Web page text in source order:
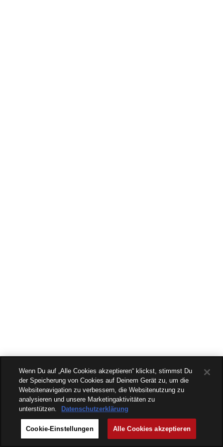
Wenn Du auf „Alle Cookies akzeptieren“ klickst, stimmst Du
der Speicherung von Cookies auf Deinem Gerät zu, um die
Websitenavigation zu verbessern, die Websitenutzung zu
analysieren und unsere Marketingaktivitäten zu
unterstützen.
Datenschutzerklärung
Cookie-Einstellungen Alle Cookies akzeptieren